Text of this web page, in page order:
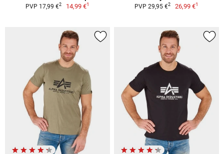
PVP 17,99 €2 14,99 €1 PVP 29,95 €2 26,99 €1